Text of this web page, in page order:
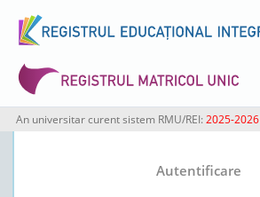
An universitar curent sistem RMU/REI: 2025-2026
Autentificare